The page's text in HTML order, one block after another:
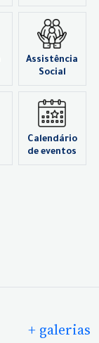
Assistência
Social
Calendário
de eventos
+ galerias